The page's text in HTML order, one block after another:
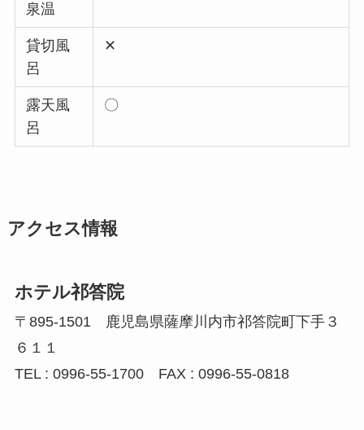
泉温
貸切風
呂
✕
露天風
呂
〇
アクセス情報
ホテル祁答院
〒895-1501 鹿児島県薩摩川内市祁答院町下手３
６１１
TEL : 0996-55-1700 FAX : 0996-55-0818